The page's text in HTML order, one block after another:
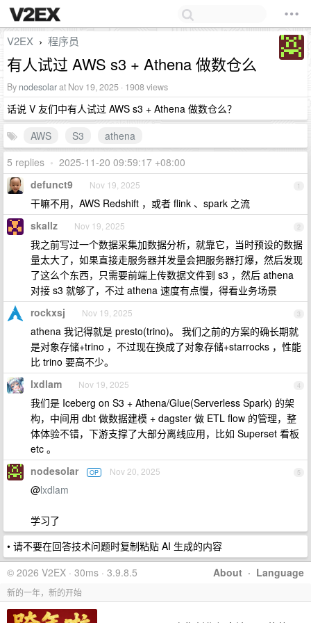
V2EX › 程序员
有人试过 AWS s3 + Athena 做数仓么
By nodesolarat Nov 19, 2025 · 1908 views
话说 V 友们中有人试过 AWS s3 + Athena 做数仓么？
AWS
S3
athena
5 replies • 2025-11-20 09:59:17 +08:00
1
defunct9 Nov 19, 2025
干嘛不用，AWS Redshift ，或者 flink 、spark 之流
2
skallz Nov 19, 2025
我之前写过一个数据采集加数据分析，就靠它，当时预设的数据
量太大了，如果直接走服务器并发量会把服务器打爆，然后发现
了这么个东西，只需要前端上传数据文件到 s3 ，然后 athena
对接 s3 就够了，不过 athena 速度有点慢，得看业务场景
3
rockxsj Nov 19, 2025
athena 我记得就是 presto(trino)。 我们之前的方案的确长期就
是对象存储+trino ，不过现在换成了对象存储+starrocks ，性能
比 trino 要高不少。
4
lxdlam Nov 19, 2025
我们是 Iceberg on S3 + Athena/Glue(Serverless Spark) 的架
构，中间用 dbt 做数据建模 + dagster 做 ETL flow 的管理，整
体体验不错，下游支撑了大部分离线应用，比如 Superset 看板
etc 。
5
nodesolar OP Nov 20, 2025
@lxdlam
学习了
• 请不要在回答技术问题时复制粘贴 AI 生成的内容
About · Language
© 2026 V2EX · 30ms · 3.9.8.5
新的一年，新的开始